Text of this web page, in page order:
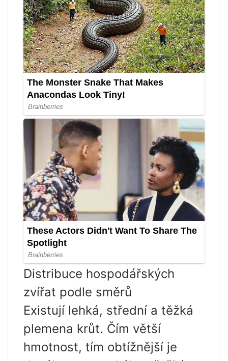
Distribuce hospodářských
zvířat podle směrů
Existují lehká, střední a těžká
plemena krůt. Čím větší
hmotnost, tím obtížnější je